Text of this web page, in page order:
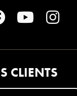
CLIENTS